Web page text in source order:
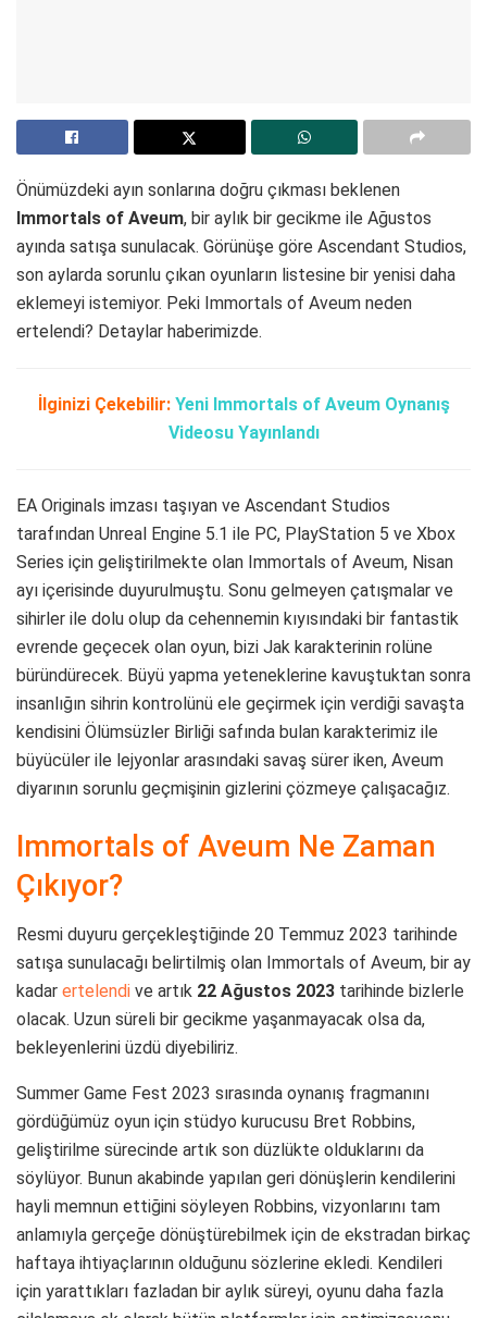
Önümüzdeki ayın sonlarına doğru çıkması beklenen
Immortals of Aveum, bir aylık bir gecikme ile Ağustos
ayında satışa sunulacak. Görünüşe göre Ascendant Studios,
son aylarda sorunlu çıkan oyunların listesine bir yenisi daha
eklemeyi istemiyor. Peki Immortals of Aveum neden
ertelendi? Detaylar haberimizde.
İlginizi Çekebilir: Yeni Immortals of Aveum Oynanış
Videosu Yayınlandı
EA Originals imzası taşıyan ve Ascendant Studios
tarafından Unreal Engine 5.1 ile PC, PlayStation 5 ve Xbox
Series için geliştirilmekte olan Immortals of Aveum, Nisan
ayı içerisinde duyurulmuştu. Sonu gelmeyen çatışmalar ve
sihirler ile dolu olup da cehennemin kıyısındaki bir fantastik
evrende geçecek olan oyun, bizi Jak karakterinin rolüne
büründürecek. Büyü yapma yeteneklerine kavuştuktan sonra
insanlığın sihrin kontrolünü ele geçirmek için verdiği savaşta
kendisini Ölümsüzler Birliği safında bulan karakterimiz ile
büyücüler ile lejyonlar arasındaki savaş sürer iken, Aveum
diyarının sorunlu geçmişinin gizlerini çözmeye çalışacağız.
Immortals of Aveum Ne Zaman
Çıkıyor?
Resmi duyuru gerçekleştiğinde 20 Temmuz 2023 tarihinde
satışa sunulacağı belirtilmiş olan Immortals of Aveum, bir ay
kadar ertelendi ve artık 22 Ağustos 2023 tarihinde bizlerle
olacak. Uzun süreli bir gecikme yaşanmayacak olsa da,
bekleyenlerini üzdü diyebiliriz.
Summer Game Fest 2023 sırasında oynanış fragmanını
gördüğümüz oyun için stüdyo kurucusu Bret Robbins,
geliştirilme sürecinde artık son düzlükte olduklarını da
söylüyor. Bunun akabinde yapılan geri dönüşlerin kendilerini
hayli memnun ettiğini söyleyen Robbins, vizyonlarını tam
anlamıyla gerçeğe dönüştürebilmek için de ekstradan birkaç
haftaya ihtiyaçlarının olduğunu sözlerine ekledi. Kendileri
için yarattıkları fazladan bir aylık süreyi, oyunu daha fazla